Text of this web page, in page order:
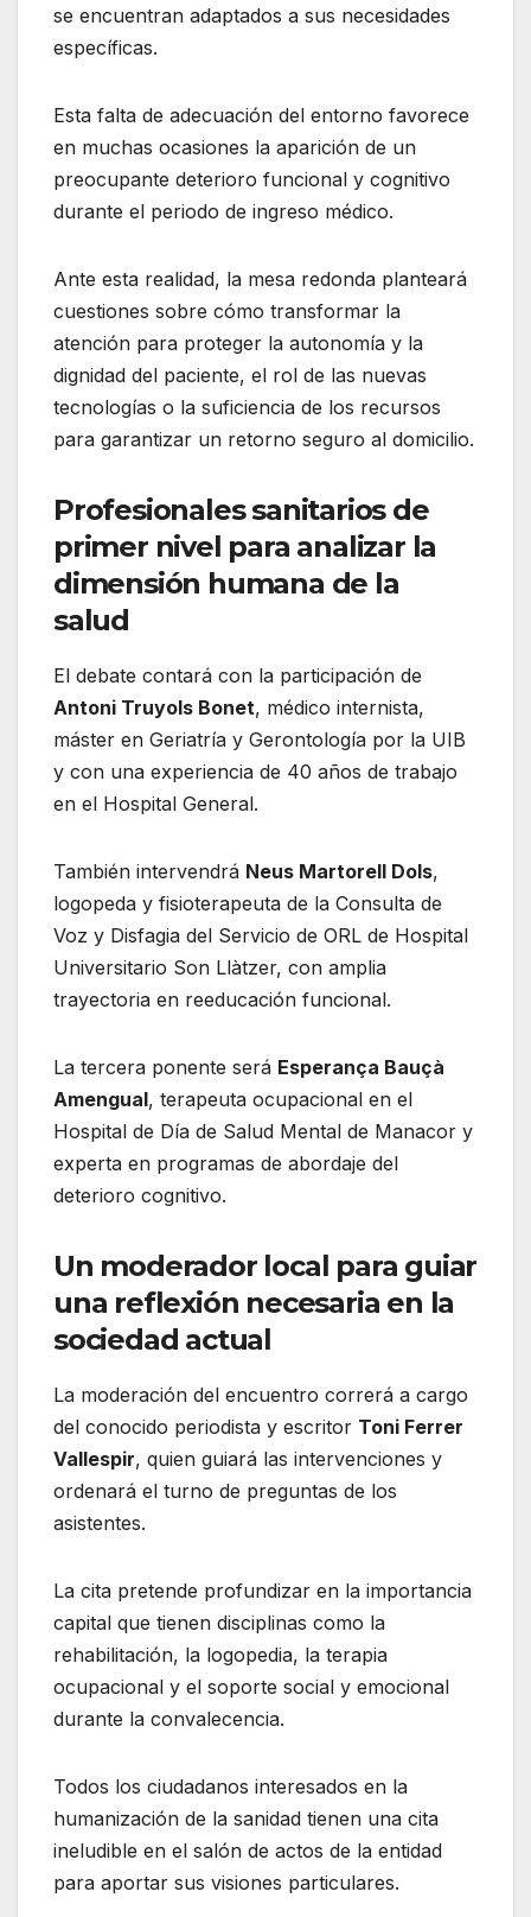
se encuentran adaptados a sus necesidades
específicas.
Esta falta de adecuación del entorno favorece
en muchas ocasiones la aparición de un
preocupante deterioro funcional y cognitivo
durante el periodo de ingreso médico.
Ante esta realidad, la mesa redonda planteará
cuestiones sobre cómo transformar la
atención para proteger la autonomía y la
dignidad del paciente, el rol de las nuevas
tecnologías o la suficiencia de los recursos
para garantizar un retorno seguro al domicilio.
Profesionales sanitarios de
primer nivel para analizar la
dimensión humana de la
salud
El debate contará con la participación de
Antoni Truyols Bonet, médico internista,
máster en Geriatría y Gerontología por la UIB
y con una experiencia de 40 años de trabajo
en el Hospital General.
También intervendrá Neus Martorell Dols,
logopeda y fisioterapeuta de la Consulta de
Voz y Disfagia del Servicio de ORL de Hospital
Universitario Son Llàtzer, con amplia
trayectoria en reeducación funcional.
La tercera ponente será Esperança Bauçà
Amengual, terapeuta ocupacional en el
Hospital de Día de Salud Mental de Manacor y
experta en programas de abordaje del
deterioro cognitivo.
Un moderador local para guiar
una reflexión necesaria en la
sociedad actual
La moderación del encuentro correrá a cargo
del conocido periodista y escritor Toni Ferrer
Vallespir, quien guiará las intervenciones y
ordenará el turno de preguntas de los
asistentes.
La cita pretende profundizar en la importancia
capital que tienen disciplinas como la
rehabilitación, la logopedia, la terapia
ocupacional y el soporte social y emocional
durante la convalecencia.
Todos los ciudadanos interesados en la
humanización de la sanidad tienen una cita
ineludible en el salón de actos de la entidad
para aportar sus visiones particulares.